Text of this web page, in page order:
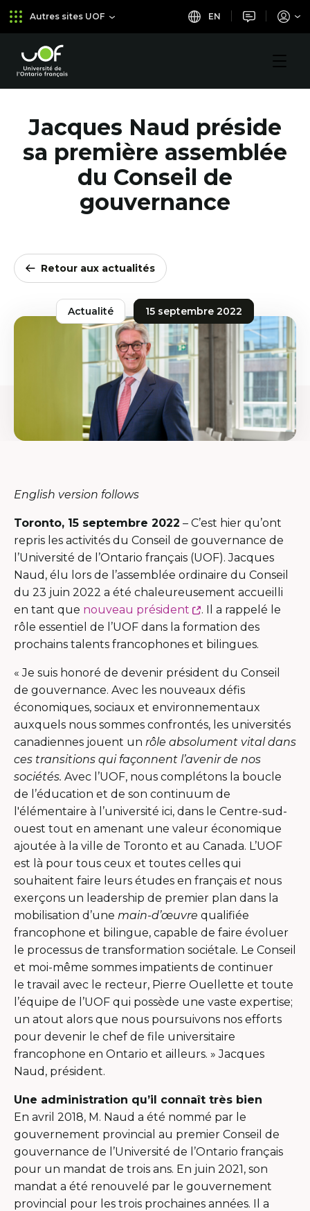
Aller
au
principal
Passer
au
Autres sites UOF EN
Université
français
Jacques Naud préside
sa première assemblée
du Conseil de
gouvernance
Retour aux actualités
Actualité 15 septembre 2022
English version follows
Toronto, 15 septembre 2022 – C’est hier qu’ont
repris les activités du Conseil de gouvernance de
l’Université de l’Ontario français (UOF). Jacques
Naud, élu lors de l’assemblée ordinaire du Conseil
du 23 juin 2022 a été chaleureusement accueilli
en tant que nouveau président
Ce
lien
s'ouvrira
une
nouvelle
fenêtre
. Il a rappelé le
rôle essentiel de l’UOF dans la formation des
prochains talents francophones et bilingues.
« Je suis honoré de devenir président du Conseil
de gouvernance. Avec les nouveaux défis
économiques, sociaux et environnementaux
auxquels nous sommes confrontés, les universités
canadiennes jouent un rôle absolument vital dans
ces transitions qui façonnent l’avenir de nos
sociétés. Avec l’UOF, nous complétons la boucle
de l’éducation et de son continuum de
l'élémentaire à l’université ici, dans le Centre-sud-
ouest tout en amenant une valeur économique
ajoutée à la ville de Toronto et au Canada. L’UOF
est là pour tous ceux et toutes celles qui
souhaitent faire leurs études en français et nous
exerçons un leadership de premier plan dans la
mobilisation d’une main-d’œuvre qualifiée
francophone et bilingue, capable de faire évoluer
le processus de transformation sociétale. Le Conseil
et moi-même sommes impatients de continuer
le travail avec le recteur, Pierre Ouellette et toute
l’équipe de l’UOF qui possède une vaste expertise;
un atout alors que nous poursuivons nos efforts
pour devenir le chef de file universitaire
francophone en Ontario et ailleurs. » Jacques
Naud, président.
Une administration qu’il connaît très bien
En avril 2018, M. Naud a été nommé par le
gouvernement provincial au premier Conseil de
gouvernance de l’Université de l’Ontario français
pour un mandat de trois ans. En juin 2021, son
mandat a été renouvelé par le gouvernement
provincial pour les trois prochaines années. Il a